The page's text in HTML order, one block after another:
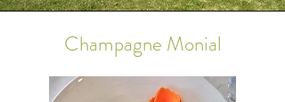
Champagne Monial